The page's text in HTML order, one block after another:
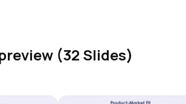
(32 Slides)